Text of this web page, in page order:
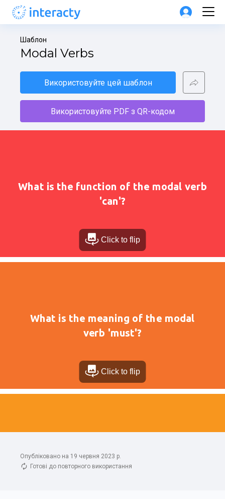
Опубліковано на 19 червня 2023 р.
Готові до повторного використання
Шаблон
Modal Verbs
Використовуйте цей шаблон
Використовуйте PDF з QR-кодом